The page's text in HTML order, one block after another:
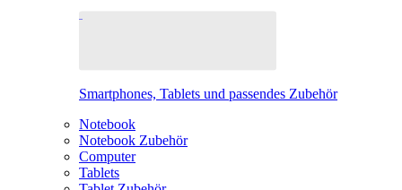
Smartphones, Tablets und passendes Zubehör
Notebook
Notebook Zubehör
Computer
Tablets